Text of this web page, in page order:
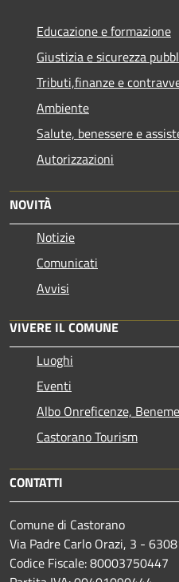
Educazione e formazione
Giustizia e sicurezza
Tributi,finanze e
Ambiente
Salute, benessere e
Autorizzazioni
NOVITÀ
Notizie
Comunicati
Avvisi
VIVERE IL COMUNE
Luoghi
Eventi
Albo Onreficenze,
Castorano Tourism
CONTATTI
Comune di Castorano
Via Padre Carlo Orazi, 3 -
Codice Fiscale: 80003750447